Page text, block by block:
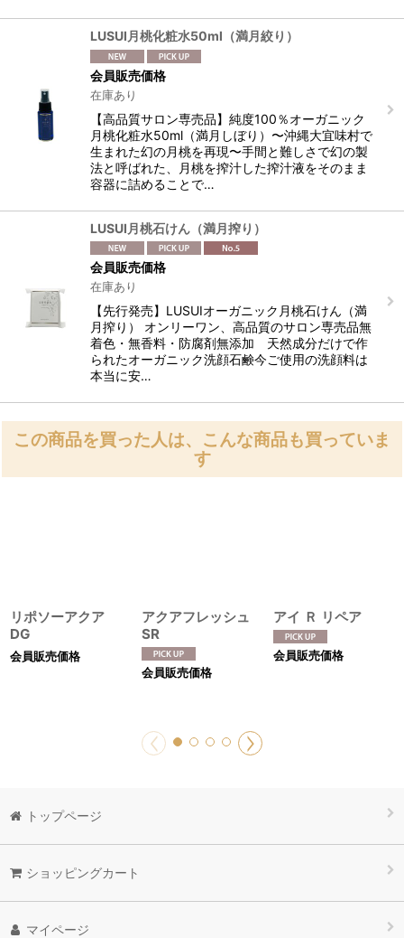
LUSUI月桃化粧水50ml（満月絞り）
会員販売価格
在庫あり
【高品質サロン専売品】純度100％オーガニック
月桃化粧水50ml（満月しぼり）〜沖縄大宜味村で
生まれた幻の月桃を再現〜手間と難しさで幻の製
法と呼ばれた、月桃を搾汁した搾汁液をそのまま
容器に詰めることで…
LUSUI月桃石けん（満月搾り）
会員販売価格
在庫あり
【先行発売】LUSUIオーガニック月桃石けん（満
月搾り） オンリーワン、高品質のサロン専売品無
着色・無香料・防腐剤無添加 天然成分だけで作
られたオーガニック洗顔石鹸今ご使用の洗顔料は
本当に安…
この商品を買った人は、こんな商品も買っていま
す
リポソーアクア
DG
会員販売価格
アクアフレッシュ
SR
会員販売価格
アイ Ｒ リペア
会員販売価格
トップページ
ショッピングカート
マイページ